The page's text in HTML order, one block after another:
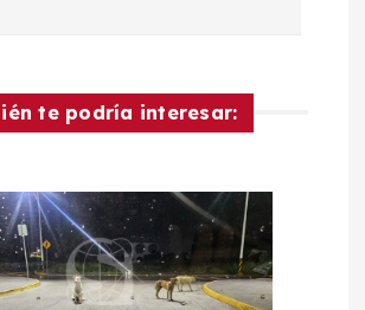
te podría interesar: